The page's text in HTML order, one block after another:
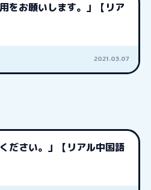
をお願いします。」【リア
2021.03.07
ださい。」【リアル中国語